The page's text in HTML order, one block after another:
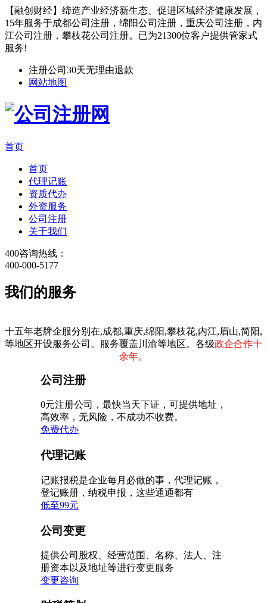
【融创财经】缔造产业经济新生态、促进区域经济健康发展，
15年服务于成都公司注册，绵阳公司注册，重庆公司注册，内
江公司注册，攀枝花公司注册。已为21300位客户提供管家式
服务!
注册公司30天无理由退款
网站地图
首页
首页
代理记账
资质代办
外资服务
公司注册
关于我们
400咨询热线：
400-000-5177
我们的服务
十五年老牌企服分别在,成都,重庆,绵阳,攀枝花,内江,眉山,简阳,
等地区开设服务公司。服务覆盖川渝等地区。各级政企合作十
余年。
公司注册
0元注册公司，最快当天下证，可提供地址，
高效率，无风险，不成功不收费。
免费代办
代理记账
记账报税是企业每月必做的事，代理记账，
登记账册，纳税申报，这些通通都有
低至99元
公司变更
提供公司股权、经营范围、名称、法人、注
册资本以及地址等进行变更服务
变更咨询